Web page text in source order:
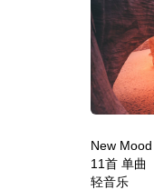
New Mood
11首 单曲
轻音乐